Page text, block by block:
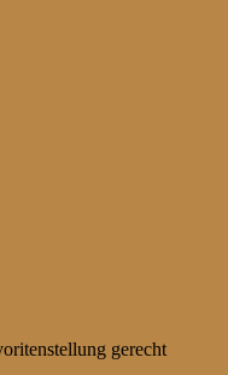
gerecht